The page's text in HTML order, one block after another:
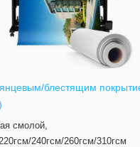
блестящим
смолой,
240гсм/260гсм/310гсм